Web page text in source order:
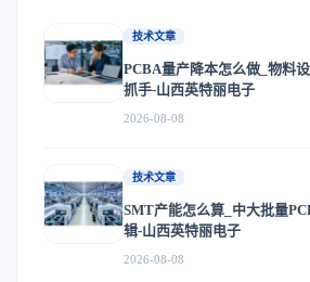
技术文章
PCBA量产降本怎么做_物料
抓手-山西英特丽电子
2026-08-08
技术文章
SMT产能怎么算_中大批量
辑-山西英特丽电子
2026-08-08